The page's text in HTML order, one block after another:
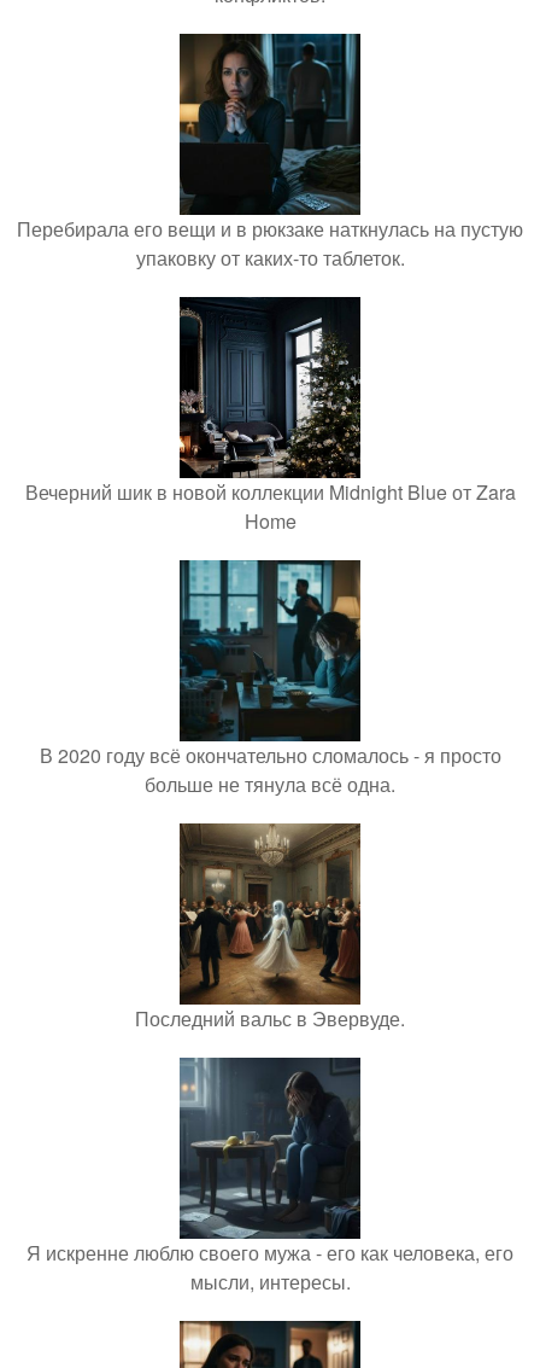
Перебирала его вещи и в рюкзаке наткнулась на пустую
упаковку от каких-то таблеток.
Вечерний шик в новой коллекции Midnight Blue от Zara
Home
В 2020 году всё окончательно сломалось - я просто
больше не тянула всё одна.
Последний вальс в Эвервуде.
Я искренне люблю своего мужа - его как человека, его
мысли, интересы.